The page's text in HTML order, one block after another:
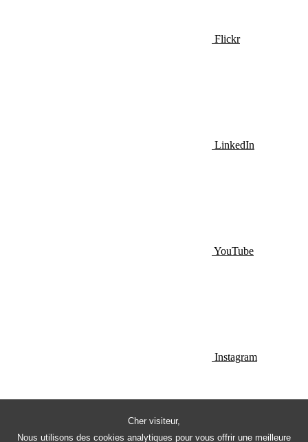
Cher visiteur,
Nous utilisons des cookies analytiques pour vous offrir une meilleure
Flickr
LinkedIn
YouTube
Instagram